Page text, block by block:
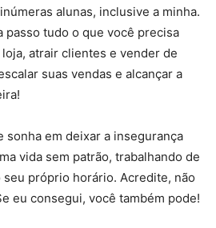
alunas, inclusive a minha.
passo tudo o que você precisa
atrair clientes e vender de
suas vendas e alcançar a
sonha em deixar a insegurança
vida sem patrão, trabalhando de
próprio horário. Acredite, não
eu consegui, você também pode!